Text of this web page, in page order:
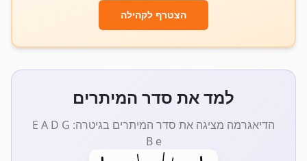
הצטרף לקהילה
למד את סדר המיתרים
הדיאגרמה מציגה את סדר המיתרים בגיטרה: E A D G
B e